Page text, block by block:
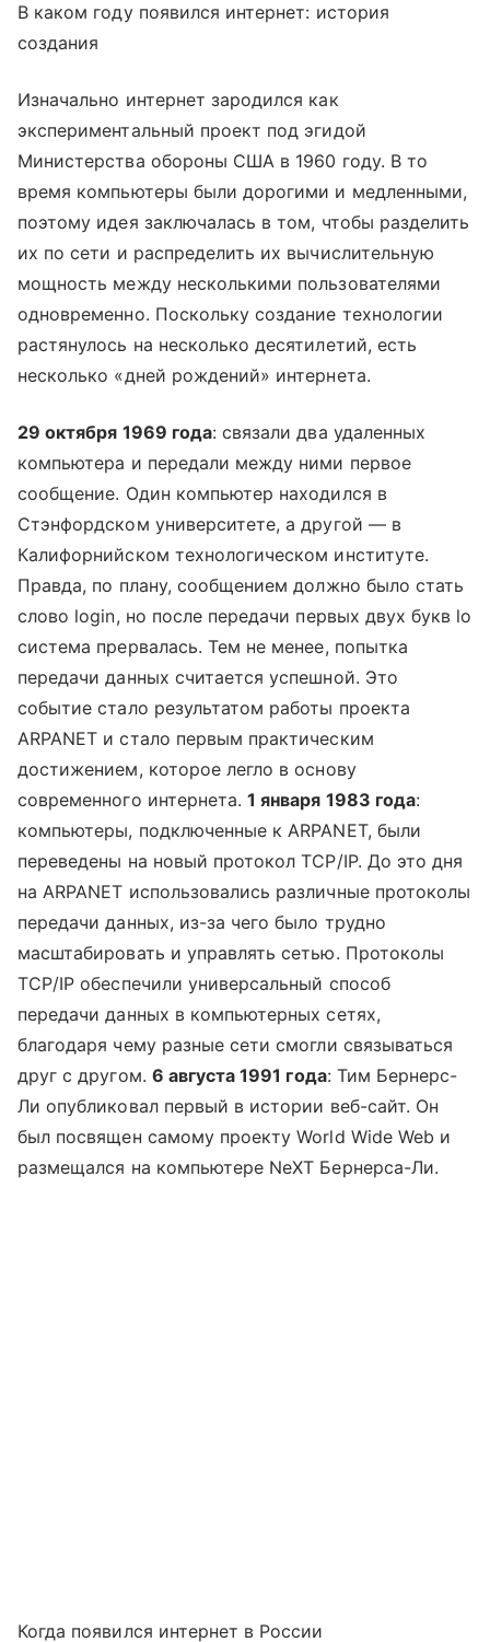
В каком году появился интернет: история
создания
Изначально интернет зародился как
экспериментальный проект под эгидой
Министерства обороны США в 1960 году. В то
время компьютеры были дорогими и медленными,
поэтому идея заключалась в том, чтобы разделить
их по сети и распределить их вычислительную
мощность между несколькими пользователями
одновременно. Поскольку создание технологии
растянулось на несколько десятилетий, есть
несколько «дней рождений» интернета.
29 октября 1969 года: связали два удаленных
компьютера и передали между ними первое
сообщение. Один компьютер находился в
Стэнфордском университете, а другой — в
Калифорнийском технологическом институте.
Правда, по плану, сообщением должно было стать
слово login, но после передачи первых двух букв lo
система прервалась. Тем не менее, попытка
передачи данных считается успешной. Это
событие стало результатом работы проекта
ARPANET и стало первым практическим
достижением, которое легло в основу
современного интернета.1 января 1983 года:
компьютеры, подключенные к ARPANET, были
переведены на новый протокол TCP/IP. До это дня
на ARPANET использовались различные протоколы
передачи данных, из-за чего было трудно
масштабировать и управлять сетью. Протоколы
TCP/IP обеспечили универсальный способ
передачи данных в компьютерных сетях,
благодаря чему разные сети смогли связываться
друг с другом. 6 августа 1991 года: Тим Бернерс-
Ли опубликовал первый в истории веб-сайт. Он
был посвящен самому проекту World Wide Web и
размещался на компьютере NeXT Бернерса-Ли.
Когда появился интернет в России